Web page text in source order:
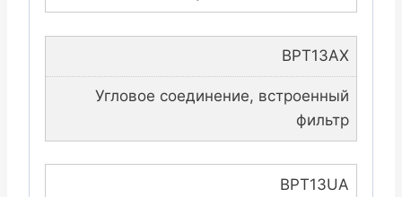
BPT13AX
Угловое соединение, встроенный
фильтр
BPT13UA